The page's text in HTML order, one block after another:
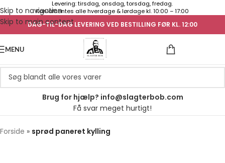
Skip to navigation
Skip to main content
Levering: tirsdag, onsdag, torsdag, fredag.
Kan afhentes alle hverdage & lørdage kl. 10:00 – 17:00
DAG-TIL-DAG LEVERING VED BESTILLING FØR KL. 12:00
MENU
Brug for hjælp? info@slagterbob.com
Få svar meget hurtigt!
Forside » sprød paneret kylling